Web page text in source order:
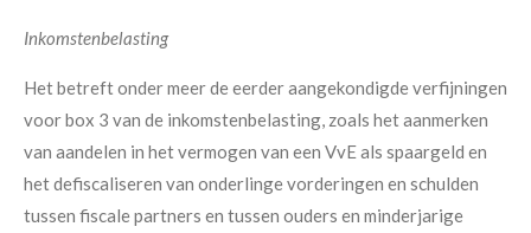
Inkomstenbelasting
Het betreft onder meer de eerder aangekondigde verfijningen
voor box 3 van de inkomstenbelasting, zoals het aanmerken
van aandelen in het vermogen van een VvE als spaargeld en
het defiscaliseren van onderlinge vorderingen en schulden
tussen fiscale partners en tussen ouders en minderjarige